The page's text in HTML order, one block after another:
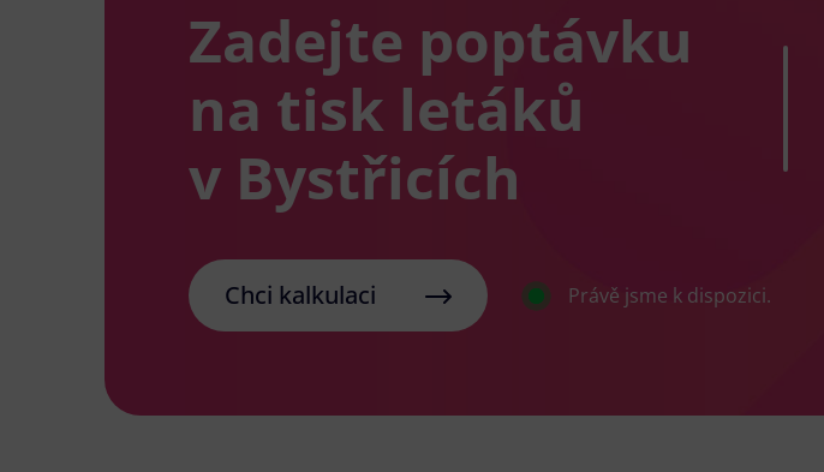
Zadejte poptávku
na tisk letáků
v Bystřicích
Chci kalkulaci Právě jsme k dispozici.